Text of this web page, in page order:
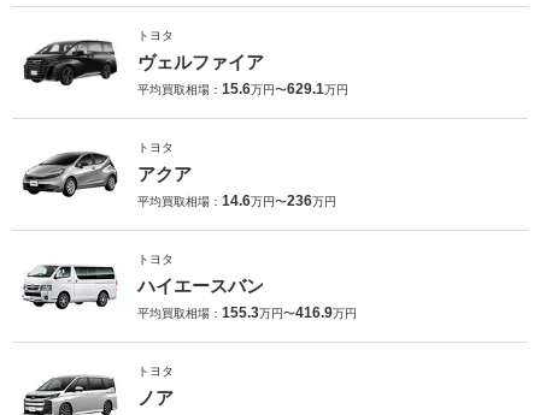
トヨタ
ヴェルファイア
平均買取相場： 15.6万円〜629.1万円
トヨタ
アクア
平均買取相場： 14.6万円〜236万円
トヨタ
ハイエースバン
平均買取相場： 155.3万円〜416.9万円
トヨタ
ノア